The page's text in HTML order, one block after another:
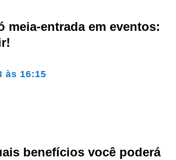
meia-entrada em eventos:
às 16:15
benefícios você poderá